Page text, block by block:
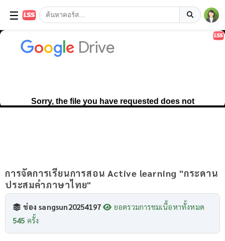
☰
การจัดการเรียนการสอน Active learning "กระดาน
ประสมคำภาษาไทย"
ช่อง sangsun20254197
ยอดรวมการชมเนื้อหาทั้งหมด
545 ครั้ง